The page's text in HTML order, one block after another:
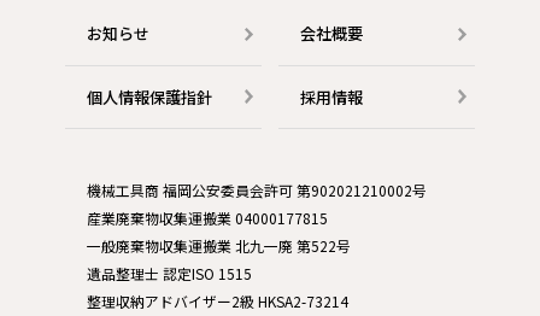
お知らせ 会社概要
個人情報保護指針 採用情報
機械工具商 福岡公安委員会許可 第902021210002号
産業廃棄物収集運搬業 04000177815
一般廃棄物収集運搬業 北九一廃 第522号
遺品整理士 認定ISO 1515
整理収納アドバイザー2級 HKSA2-73214